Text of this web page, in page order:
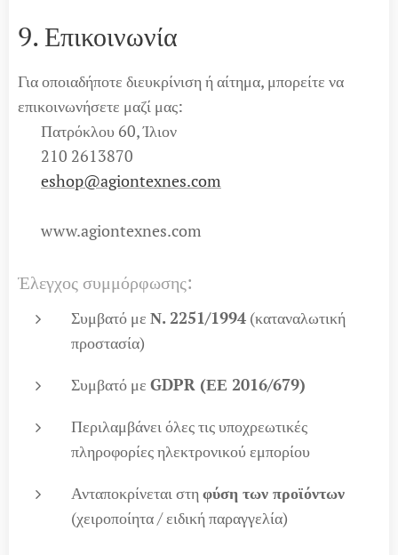
9. Επικοινωνία
Για οποιαδήποτε διευκρίνιση ή αίτημα, μπορείτε να
επικοινωνήσετε μαζί μας:
📍 Πατρόκλου 60, Ίλιον
📞 210 2613870
eshop@agiontexnes.com
🌐 www.agiontexnes.com
Έλεγχος συμμόρφωσης:
Συμβατό με Ν. 2251/1994 (καταναλωτική
προστασία)
Συμβατό με GDPR (ΕΕ 2016/679)
Περιλαμβάνει όλες τις υποχρεωτικές
πληροφορίες ηλεκτρονικού εμπορίου
Ανταποκρίνεται στη φύση των προϊόντων
(χειροποίητα / ειδική παραγγελία)